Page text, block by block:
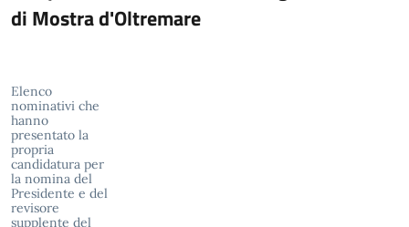
di Mostra d'Oltremare
Elenco
nominativi che
hanno
presentato la
propria
candidatura per
la nomina del
Presidente e del
revisore
supplente del